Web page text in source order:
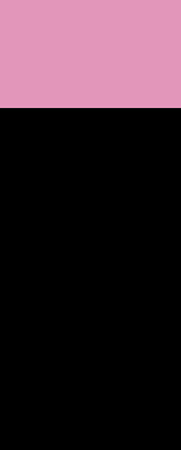
RSS-feed